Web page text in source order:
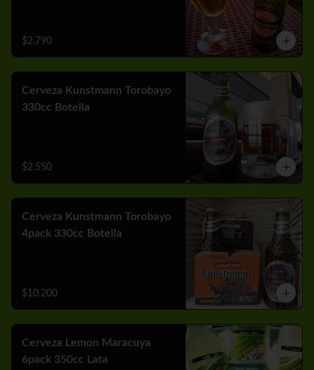
$2.790
Cerveza Kunstmann Torobayo
330cc Botella
$2.550
Cerveza Kunstmann Torobayo
4pack 330cc Botella
$10.200
Cerveza Lemon Maracuya
6pack 350cc Lata